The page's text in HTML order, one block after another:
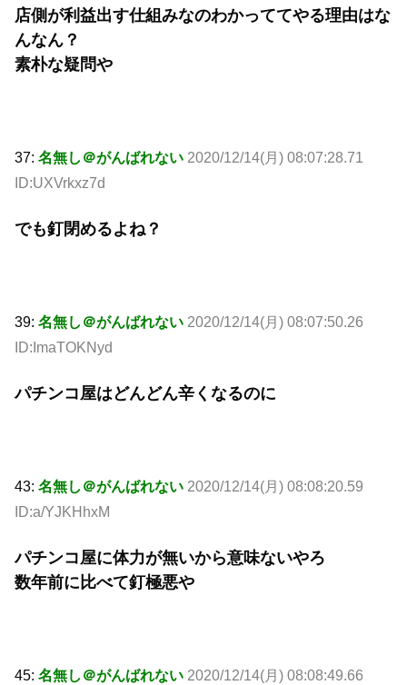
店側が利益出す仕組みなのわかっててやる理由はな
んなん？
素朴な疑問や
37: 名無し＠がんばれない 2020/12/14(月) 08:07:28.71
ID:UXVrkxz7d
でも釘閉めるよね？
39: 名無し＠がんばれない 2020/12/14(月) 08:07:50.26
ID:ImaTOKNyd
パチンコ屋はどんどん辛くなるのに
43: 名無し＠がんばれない 2020/12/14(月) 08:08:20.59
ID:a/YJKHhxM
パチンコ屋に体力が無いから意味ないやろ
数年前に比べて釘極悪や
45: 名無し＠がんばれない 2020/12/14(月) 08:08:49.66